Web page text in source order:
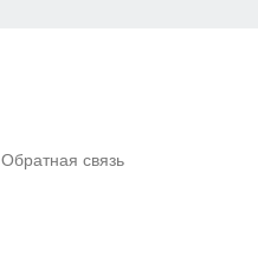
Обратная связь